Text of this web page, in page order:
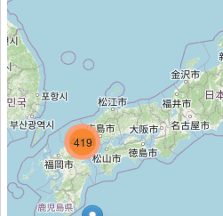
419
1652
4308